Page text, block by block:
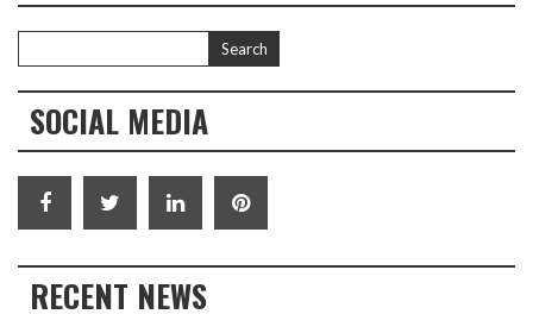
SOCIAL MEDIA
RECENT NEWS